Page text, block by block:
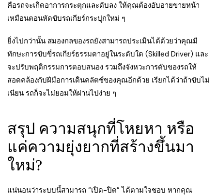
คือรถจะเกิดอาการกระตุกและดับลง ให้คุณต้องอับอายขายหน้า
เหมือนตอนหัดขับรถเกียร์กระปุกใหม่ ๆ
ยิ่งไปกว่านั้น สมองกลของรถยังสามารถประเมินได้ด้วยว่าคุณมี
ทักษะการขับขี่รถเกียร์ธรรมดาอยู่ในระดับใด (Skilled Driver) และ
จะปรับพฤติกรรมการตอบสนอง รวมถึงจังหวะการดับของรถให้
สอดคล้องกับฝีมือการเดินคลัตช์ของคุณอีกด้วย เรียกได้ว่าถ้าขับไม่
เนียน รถก็จะไม่ยอมให้ผ่านไปง่าย ๆ
สรุป ความสนุกที่โหยหา หรือ
แค่ความยุ่งยากที่สร้างขึ้นมา
ใหม่?
แน่นอนว่าระบบนี้สามารถ “เปิด-ปิด” ได้ตามใจชอบ หากคุณ